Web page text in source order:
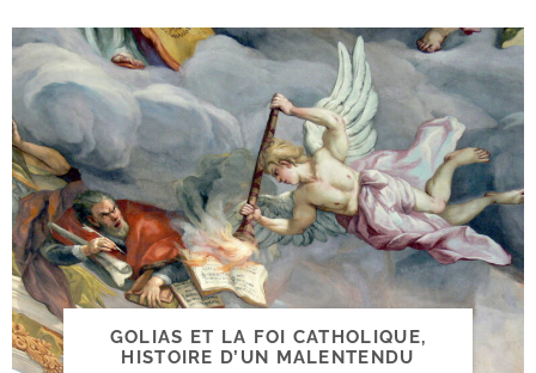
GOLIAS ET LA FOI CATHOLIQUE,
HISTOIRE D’UN MALENTENDU